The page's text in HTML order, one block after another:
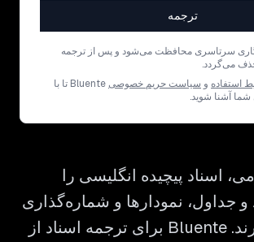
ترجمه
سرتاسری محافظت می‌شود و پس از ترجمه
می‌گردد.
استفاده و سیاست حریم خصوصی
Bluente تا با
شما آشنا شوید.
اسناد پیچیده انگلیسی را
جداول، نمودارها و شماره‌گذاری
را از بین می‌برند. Bluente برای ترجمه اسناد از